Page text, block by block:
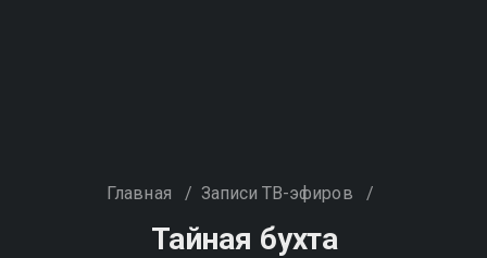
Главная / Записи ТВ-эфиров /
Тайная бухта